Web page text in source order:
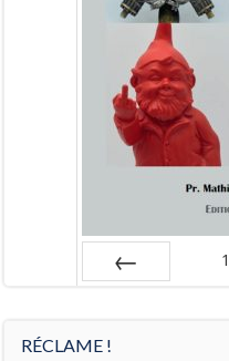
1
RÉCLAME !